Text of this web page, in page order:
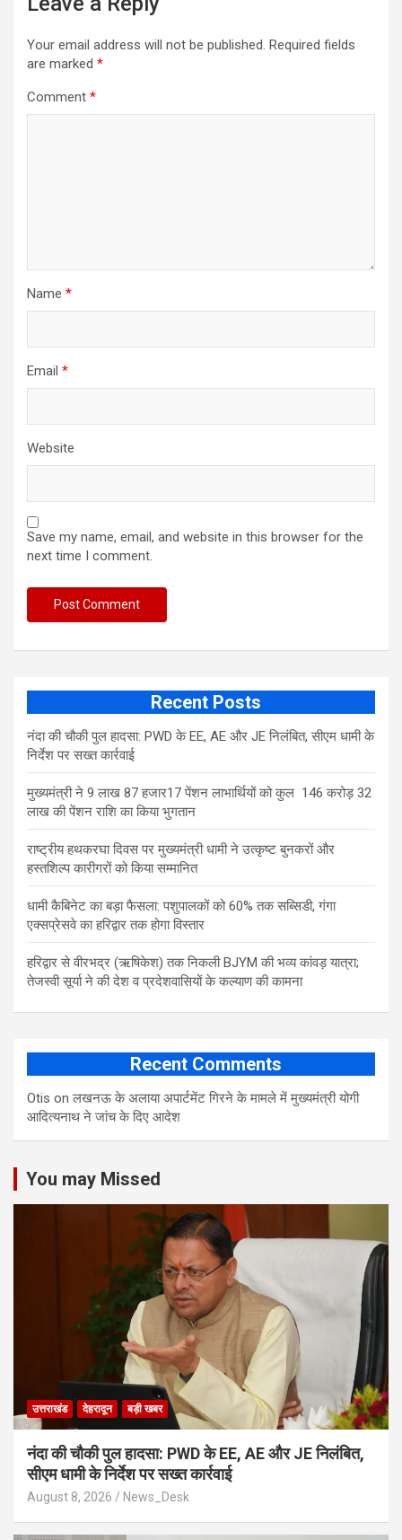
Your email address will not be published. Required fields
are marked *
Comment *
Name *
Email *
Website
Save my name, email, and website in this browser for the
next time I comment.
Recent Posts
नंदा की चौकी पुल हादसा: PWD के EE, AE और JE निलंबित, सीएम धामी के
निर्देश पर सख्त कार्रवाई
मुख्यमंत्री ने 9 लाख 87 हजार17 पेंशन लाभार्थियों को कुल 146 करोड़ 32
लाख की पेंशन राशि का किया भुगतान
राष्ट्रीय हथकरघा दिवस पर मुख्यमंत्री धामी ने उत्कृष्ट बुनकरों और
हस्तशिल्प कारीगरों को किया सम्मानित
​धामी कैबिनेट का बड़ा फैसला: पशुपालकों को 60% तक सब्सिडी, गंगा
एक्सप्रेसवे का हरिद्वार तक होगा विस्तार
​हरिद्वार से वीरभद्र (ऋषिकेश) तक निकली BJYM की भव्य कांवड़ यात्रा;
तेजस्वी सूर्या ने की देश व प्रदेशवासियों के कल्याण की कामना
Recent Comments
Otis onलखनऊ के अलाया अपार्टमेंट गिरने के मामले में मुख्‍यमंत्री योगी
आद‍ित्‍यनाथ ने जांच के द‍िए आदेश
You may Missed
उत्तराखंड देहरादून बड़ी खबर
नंदा की चौकी पुल हादसा: PWD के EE, AE और JE निलंबित,
सीएम धामी के निर्देश पर सख्त कार्रवाई
August 8, 2026 News_Desk